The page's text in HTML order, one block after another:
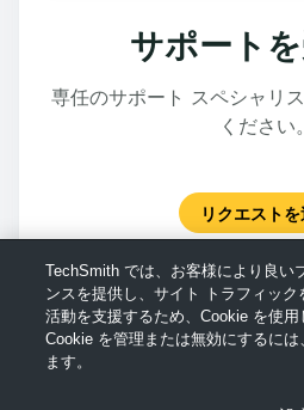
サポート
専任のサポート スペシャリ
ください。
リクエスト
TechSmith では、お客様により良い
ンスを提供し、サイト トラフィッ
活動を支援するため、Cookie を使
Cookie を管理または無効にするに
ます。